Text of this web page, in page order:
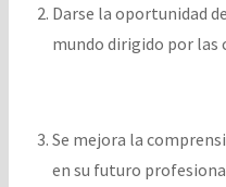
Darse la oportunidad
mundo dirigido por las
Se mejora la
en su futuro